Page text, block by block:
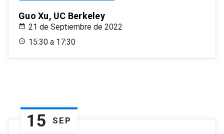
Guo Xu, UC Berkeley
21 de Septiembre de 2022
15:30 a 17:30
15 SEP